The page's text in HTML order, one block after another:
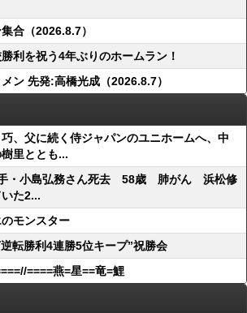
合（2026.8.7）
利を祝う4年ぶりのホームラン！
ン 先発:高橋光成（2026.8.7）
、父に続く侍ジャパンのユニホームへ、中
里ととも...
手・小島弘務さん死去 58歳 肺がん 浜松修
た2...
モンスター
転勝利4連勝5位キープ”祝勝会
====燕=星==竜=鯉